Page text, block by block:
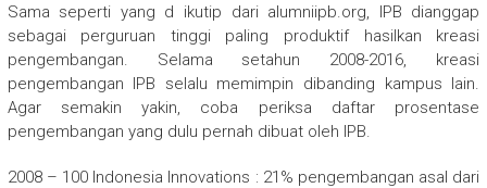
Sama seperti yang d ikutip dari alumniipb.org, IPB dianggap
sebagai perguruan tinggi paling produktif hasilkan kreasi
pengembangan. Selama setahun 2008-2016, kreasi
pengembangan IPB selalu memimpin dibanding kampus lain.
Agar semakin yakin, coba periksa daftar prosentase
pengembangan yang dulu pernah dibuat oleh IPB.
2008 – 100 Indonesia Innovations : 21% pengembangan asal dari